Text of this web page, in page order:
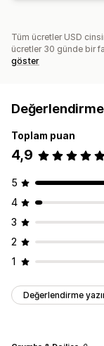
Tüm ücretler USD
ücretler 30 günde bir
göster
Toplam puan
4,9
5
4
3
2
1
Değerlendirme